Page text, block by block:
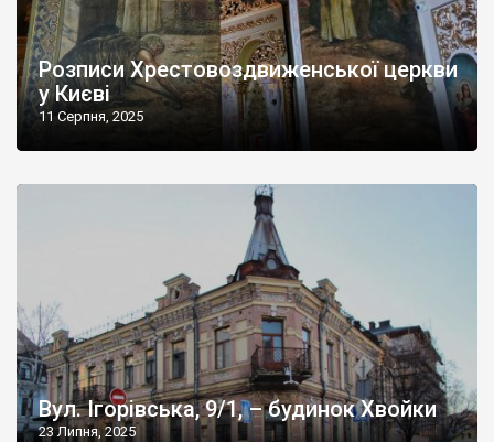
Розписи Хрестовоздвиженської церкви
у Києві
11 Серпня, 2025
Вул. Ігорівська, 9/1, – будинок Хвойки
23 Липня, 2025